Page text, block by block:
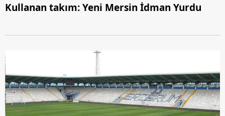
Kullanan takım: Yeni Mersin İdman Yurdu